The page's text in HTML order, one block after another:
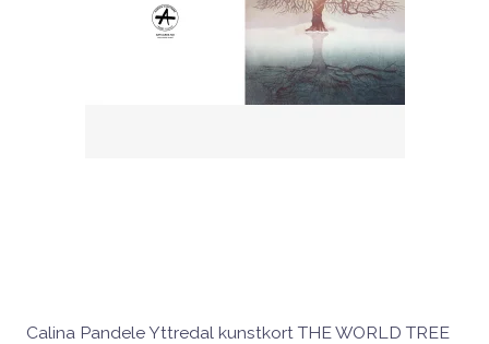
Calina Pandele Yttredal kunstkort THE WORLD TREE